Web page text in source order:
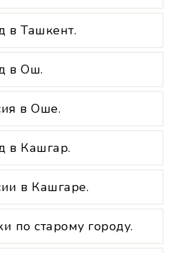
в Ташкент.
в Ош.
в Оше.
в Кашгар.
в Кашгаре.
по старому городу.